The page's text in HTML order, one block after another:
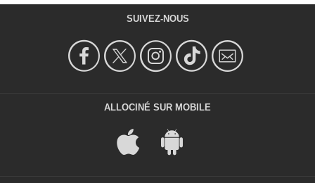
SUIVEZ-NOUS
ALLOCINÉ SUR MOBILE